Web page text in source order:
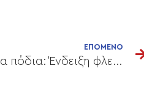
ΕΠΟΜΕΝΟ
Ευρυαγγείες στα πόδια: Ένδειξη φλεβικής ανεπάρκειας